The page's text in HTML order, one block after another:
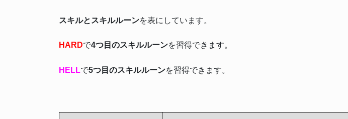
スキルとスキルルーンを表にしています。
HARDで4つ目のスキルルーンを習得できます。
HELLで5つ目のスキルルーンを習得できます。